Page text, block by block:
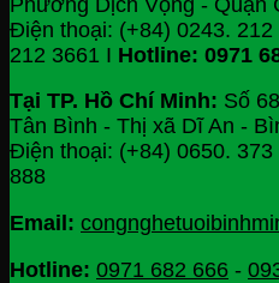
Điện thoại: (+84) 0243.
212 3661 I Hotline: 0971
Tại TP. Hồ Chí Minh: Số
Tân Bình - Thị xã Dĩ An -
Điện thoại: (+84) 0650.
888
Email:
Hotline: 0971 682 666 -